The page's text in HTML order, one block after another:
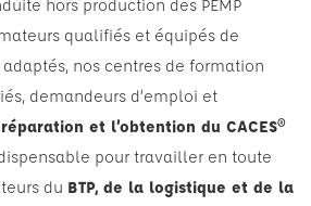
hors production des PEMP
qualifiés et équipés de
nos centres de formation
demandeurs d’emploi et
et l’obtention du CACES®
pour travailler en toute
du BTP, de la logistique et de la